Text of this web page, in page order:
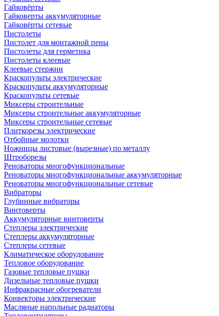
Гайковёрты
Гайковерты аккумуляторные
Гайковёрты сетевые
Пистолеты
Пистолет для монтажной пены
Пистолеты для герметика
Пистолеты клеевые
Клеевые стержни
Краскопульты электрические
Краскопульты аккумуляторные
Краскопульты сетевые
Миксеры строительные
Миксеры строительные аккумуляторные
Миксеры строительные сетевые
Плиткорезы электрические
Отбойные молотки
Ножницы листовые (вырезные) по металлу
Штроборезы
Реноваторы многофункциональные
Реноваторы многофункциональные аккумуляторные
Реноваторы многофункциональные сетевые
Вибраторы
Глубинные вибраторы
Винтоверты
Аккумуляторные винтоверты
Степлеры электрические
Степлеры аккумуляторные
Степлеры сетевые
Климатическое оборудование
Тепловое оборудование
Газовые тепловые пушки
Дизельные тепловые пушки
Инфракрасные обогреватели
Конвекторы электрические
Масляные напольные радиаторы